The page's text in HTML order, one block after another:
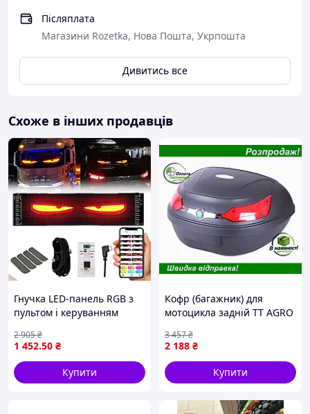
Післяплата
Магазини Rozetka, Нова Пошта, Укрпошта
Дивитись все
Схоже в інших продавців
Гнучка LED-панель RGB з
пультом і керуванням
автомобілів мотоциклів
вітрин
1 452.50 ₴
2 905₴
Купити
Кофр (багажник) для
мотоцикла задній TT AGRO
59.5×44×32 чорний
2 188 ₴
3 457₴
Купити